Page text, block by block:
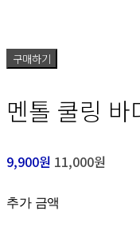
구매하기
멘톨 쿨링
9,900원 11,000원
추가 금액